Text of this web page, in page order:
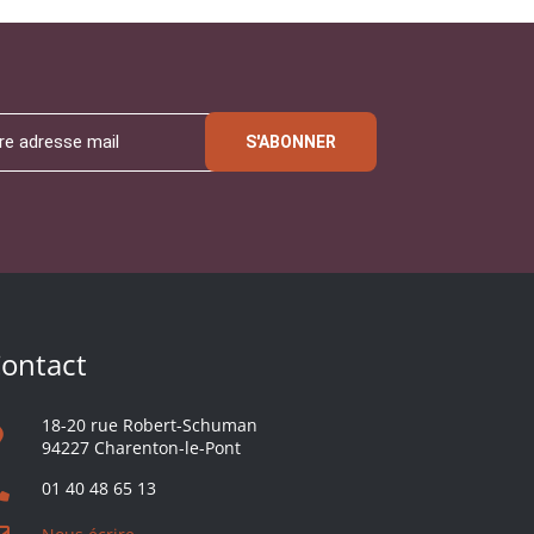
S'ABONNER
18-20 rue Robert-Schuman
94227 Charenton-le-Pont
01 40 48 65 13